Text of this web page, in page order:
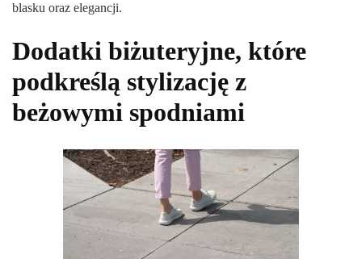
blasku oraz elegancji.
Dodatki biżuteryjne, które
podkreślą stylizację z
beżowymi spodniami